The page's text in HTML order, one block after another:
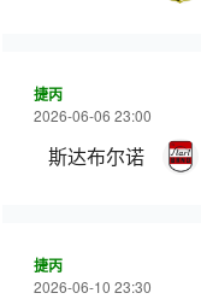
捷丙
2026-06-06 23:00
斯达布尔诺
捷丙
2026-06-10 23:30